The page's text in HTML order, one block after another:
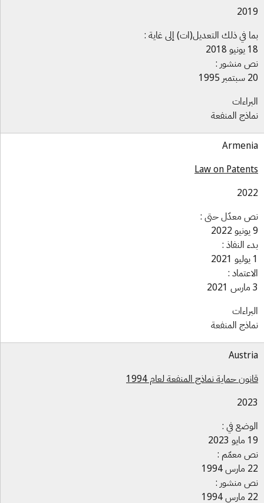
في ذلك التعديل(ات) إلى غاية :
منشور :
المنفعة
Law on
معدّل حتى :
النفاذ :
:
المنفعة
حماية نماذج المنفعة لعام 1994
في :
معمّم :
منشور :